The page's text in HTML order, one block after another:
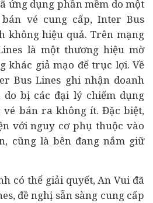
ứng dụng phần mềm do một
vé cung cấp, Inter Bus
không hiệu quả. Trên mạng
là một thương hiệu mờ
khác giả mạo để trục lợi. Về
Bus Lines ghi nhận doanh
bị các đại lý chiếm dụng
bán ra không ít. Đặc biệt,
với nguy cơ phụ thuộc vào
cũng là bên đang nắm giữ
có thể giải quyết, An Vui đã
đề nghị sẵn sàng cung cấp